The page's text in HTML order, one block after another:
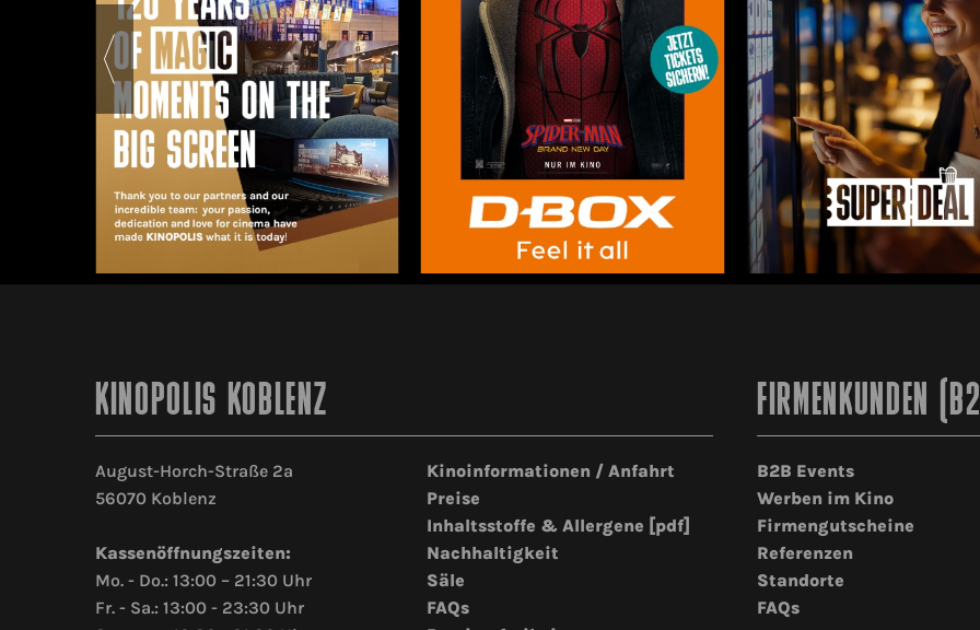
KINOPOLIS KOBLENZ
August-Horch-Straße 2a
56070 Koblenz
Kassenöffnungszeiten:
Mo. - Do.: 13:00 – 21:30 Uhr
Fr. - Sa.: 13:00 - 23:30 Uhr
Kinoinformationen / Anfahrt
Preise
Inhaltsstoffe & Allergene [pdf]
Nachhaltigkeit
Säle
FAQs
FIRMENKUNDEN
B2B Events
Werben im Kino
Firmengutscheine
Referenzen
Standorte
FAQs